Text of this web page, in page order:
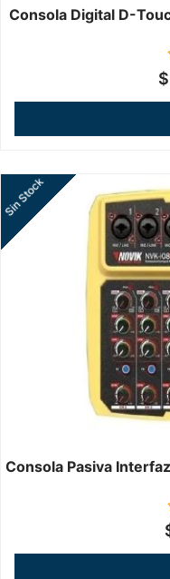
Consola Digital D-
$
Consola Pasiva
Sin Stock